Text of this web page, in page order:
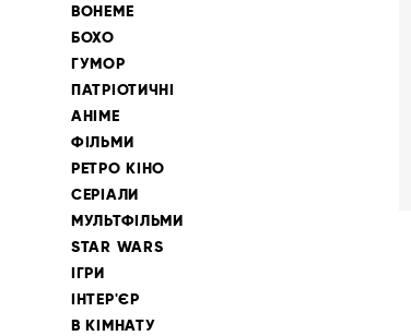
BOHEME
БОХО
ГУМОР
ПАТРІОТИЧНІ
АНІМЕ
ФІЛЬМИ
РЕТРО КІНО
СЕРІАЛИ
МУЛЬТФІЛЬМИ
STAR WARS
ІГРИ
ІНТЕР'ЄР
В КІМНАТУ